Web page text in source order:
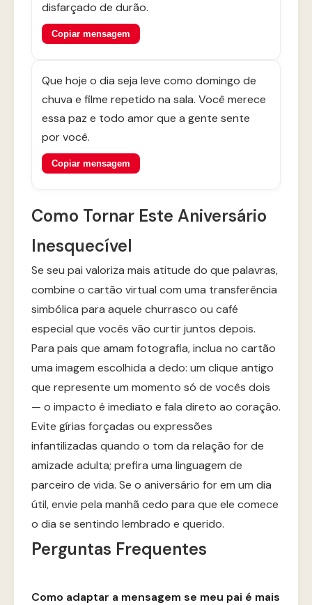
disfarçado de durão.
Copiar mensagem
Que hoje o dia seja leve como domingo de
chuva e filme repetido na sala. Você merece
essa paz e todo amor que a gente sente
por você.
Copiar mensagem
Como Tornar Este Aniversário
Inesquecível
Se seu pai valoriza mais atitude do que palavras,
combine o cartão virtual com uma transferência
simbólica para aquele churrasco ou café
especial que vocês vão curtir juntos depois.
Para pais que amam fotografia, inclua no cartão
uma imagem escolhida a dedo: um clique antigo
que represente um momento só de vocês dois
— o impacto é imediato e fala direto ao coração.
Evite gírias forçadas ou expressões
infantilizadas quando o tom da relação for de
amizade adulta; prefira uma linguagem de
parceiro de vida. Se o aniversário for em um dia
útil, envie pela manhã cedo para que ele comece
o dia se sentindo lembrado e querido.
Perguntas Frequentes
Como adaptar a mensagem se meu pai é mais